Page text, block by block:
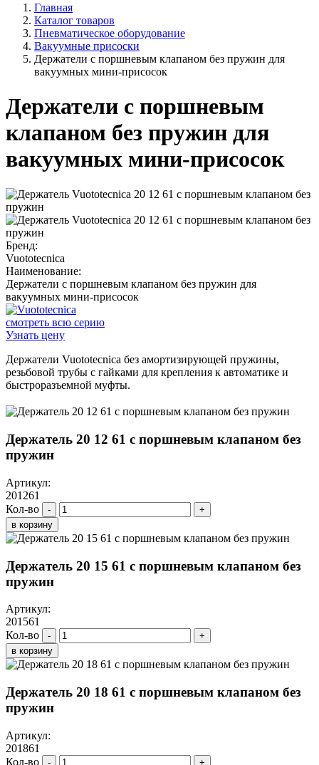
Главная
Каталог товаров
Пневматическое оборудование
Вакуумные присоски
Держатели с поршневым клапаном без пружин для
вакуумных мини-присосок
Держатели с поршневым
клапаном без пружин для
вакуумных мини-присосок
Бренд:
Vuototecnica
Наименование:
Держатели с поршневым клапаном без пружин для
вакуумных мини-присосок
смотреть всю серию
Узнать цену
Держатели Vuototecnica без амортизирующей пружины,
резьбовой трубы с гайками для крепления к автоматике и
быстроразъемной муфты.
Держатель 20 12 61 с поршневым клапаном без
пружин
Артикул:
201261
Кол-во
-
+
в корзину
Держатель 20 15 61 с поршневым клапаном без
пружин
Артикул:
201561
Кол-во
-
+
в корзину
Держатель 20 18 61 с поршневым клапаном без
пружин
Артикул:
201861
Кол-во
-
+